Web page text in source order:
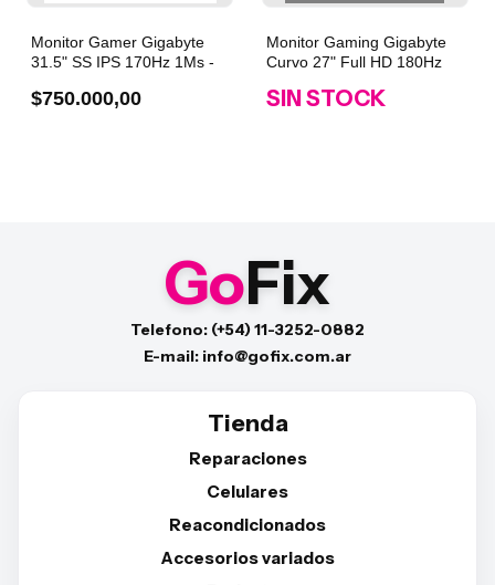
Monitor Gamer Gigabyte
31.5" SS IPS 170Hz 1Ms -
$750.000,00
Monitor Gaming Gigabyte
Curvo 27" Full HD 180Hz
SIN STOCK
GoFix
Telefono: (+54) 11-3252-0882
E-mail: info@gofix.com.ar
Tienda
Reparaciones
Celulares
Reacondicionados
Accesorios variados